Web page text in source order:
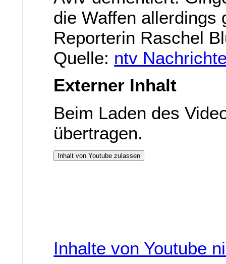
die Waffen allerdings
Reporterin Raschel
Quelle: ntv
Externer Inhalt
Beim Laden des
übertragen.
Inhalt von Youtube zulassen
Inhalte von Youtube